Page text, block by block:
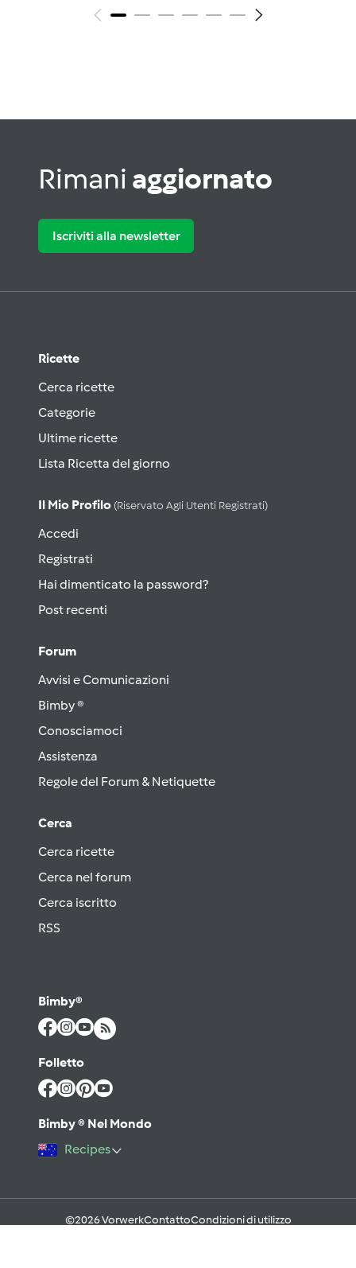
Rimani aggiornato
Iscriviti alla newsletter
Ricette
Cerca ricette
Categorie
Ultime ricette
Lista Ricetta del giorno
Il Mio Profilo (riservato Agli Utenti Registrati)
Accedi
Registrati
Hai dimenticato la password?
Post recenti
Forum
Avvisi e Comunicazioni
Bimby ®
Conosciamoci
Assistenza
Regole del Forum & Netiquette
Cerca
Cerca ricette
Cerca nel forum
Cerca iscritto
RSS
Bimby®
Folletto
Bimby ® Nel Mondo
Recipes
©2026 VorwerkContattoCondizioni di utilizzo